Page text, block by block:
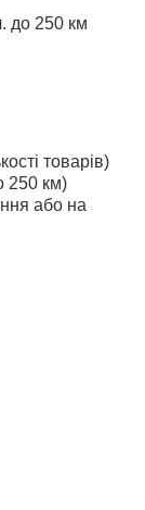
до 250 км
товарів)
250 км)
або на